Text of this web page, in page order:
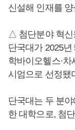
신설해 인재를
△ 첨단분야 혁신
단국대가 2025
학바이오헬스·
시엄으로 선정됐
단국대는 두 분
한 대학으로, 첨